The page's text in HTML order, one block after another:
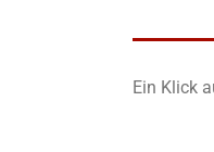
Ein Klick